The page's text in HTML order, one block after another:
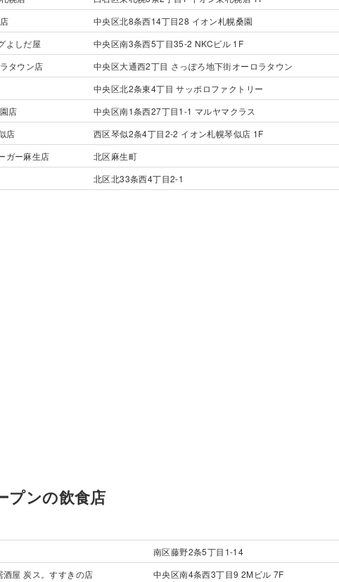
中央区北8条西14丁目28 イオン札幌桑園
よしだ屋
中央区南3条西5丁目35-2 NKCビル 1F
タウン店
中央区大通西2丁目 さっぽろ地下街オーロラタウン
中央区北2条東4丁目 サッポロファクトリー
店
中央区南1条西27丁目1-1 マルヤマクラス
店
西区琴似2条4丁目2-2 イオン札幌琴似店 1F
ガー麻生店
北区麻生町
北区北33条西4丁目2-1
プンの飲食店
南区藤野2条5丁目1-14
屋 炭ス。すすきの店
中央区南4条西3丁目9 2Mビル 7F